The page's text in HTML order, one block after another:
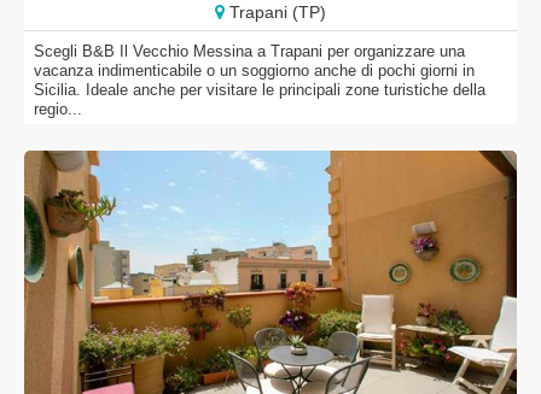
Trapani (TP)
Scegli B&B Il Vecchio Messina a Trapani per organizzare una
vacanza indimenticabile o un soggiorno anche di pochi giorni in
Sicilia. Ideale anche per visitare le principali zone turistiche della
regio...